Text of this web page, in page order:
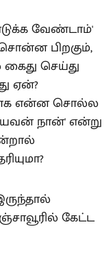
வேண்டாம்'
பிறகும்,
செய்து
ஏன்?
என்ன சொல்ல
நான்' என்று
கேட்ட